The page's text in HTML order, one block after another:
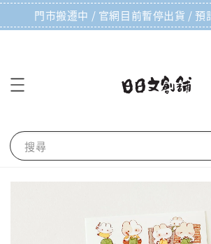
門市搬遷中 / 官網目前暫停出貨 / 預
搜尋